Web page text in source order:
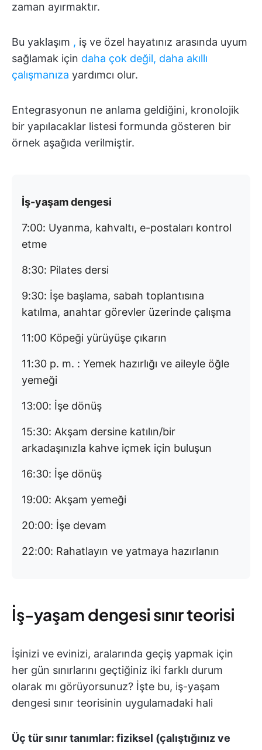
zaman ayırmaktır.
Bu yaklaşım , iş ve özel hayatınız arasında uyum
sağlamak için daha çok değil, daha akıllı
çalışmanıza yardımcı olur.
Entegrasyonun ne anlama geldiğini, kronolojik
bir yapılacaklar listesi formunda gösteren bir
örnek aşağıda verilmiştir.
İş-yaşam dengesi
7:00: Uyanma, kahvaltı, e-postaları kontrol
etme
8:30: Pilates dersi
9:30: İşe başlama, sabah toplantısına
katılma, anahtar görevler üzerinde çalışma
11:00 Köpeği yürüyüşe çıkarın
11:30 p. m. : Yemek hazırlığı ve aileyle öğle
yemeği
13:00: İşe dönüş
15:30: Akşam dersine katılın/bir
arkadaşınızla kahve içmek için buluşun
16:30: İşe dönüş
19:00: Akşam yemeği
20:00: İşe devam
22:00: Rahatlayın ve yatmaya hazırlanın
İş-yaşam dengesi sınır teorisi
İşinizi ve evinizi, aralarında geçiş yapmak için
her gün sınırlarını geçtiğiniz iki farklı durum
olarak mı görüyorsunuz? İşte bu, iş-yaşam
dengesi sınır teorisinin uygulamadaki hali
Üç tür sınır tanımlar: fiziksel (çalıştığınız ve